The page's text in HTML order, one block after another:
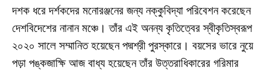
দশক ধরে দর্শকদের মনোরঞ্জনের জন্য নক্কুবিদ্যা পরিবেশন করেছেন
দেশবিদেশের নানান মঞ্চে। তাঁর এই অনন্য কৃতিত্বের স্বীকৃতিস্বরূপ
২০২০ সালে সম্মানিত হয়েছেন পদ্মশ্রী পুরস্কারে। বয়সের ভারে নুয়ে
পড়া পঙ্কজাক্ষি আজ বাধ্য হয়েছেন তাঁর উত্তরাধিকারের গরিমার